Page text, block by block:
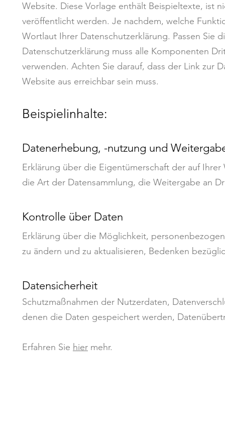
Website. Diese Vorlage enthält Beispieltexte, ist
veröffentlicht werden. Je nachdem, welche
Wortlaut Ihrer Datenschutzerklärung. Passen Sie
Datenschutzerklärung muss alle Komponenten
verwenden. Achten Sie darauf, dass der Link zur
Website aus erreichbar sein muss.
Beispielinhalte:
Datenerhebung, -nutzung und
Erklärung über die Eigentümerschaft der auf
die Art der Datensammlung, die Weitergabe an
Kontrolle über Daten
Erklärung über die Möglichkeit,
zu ändern und zu aktualisieren, Bedenken
Datensicherheit
Schutzmaßnahmen der Nutzerdaten,
denen die Daten gespeichert werden,
Erfahren Sie hier mehr.